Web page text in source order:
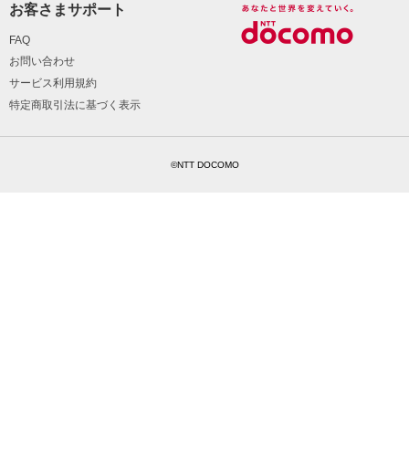
お客さまサポート
FAQ
お問い合わせ
サービス利用規約
特定商取引法に基づく表示
©NTT DOCOMO